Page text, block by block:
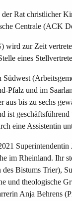
der Rat christlicher
Centrale (ACK
wird zur Zeit
eines
Pfalz und im
aus bis zu sechs
ist
eine Assistentin
Superintendentin
im Rheinland. Ihr
Bistums Trier),
und theologische
Anja Behrens